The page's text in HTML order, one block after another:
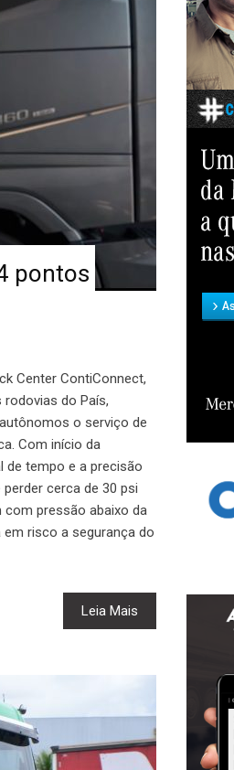
pontos
Center ContiConnect,
do País,
o serviço de
Com início da
de tempo e a precisão
cerca de 30 psi
com pressão abaixo da
risco a segurança do
Leia Mais